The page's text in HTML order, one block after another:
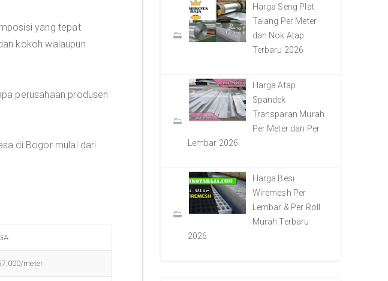
yang tepat
kokoh walaupun
perusahaan produsen
di Bogor mulai dari
meter
Harga Seng Plat
Talang Per Meter
dan Nok Atap
Terbaru 2026
Harga Atap
Spandek
Transparan Murah
Per Meter dan Per
Lembar 2026
Harga Besi
Wiremesh Per
Lembar & Per Roll
Murah Terbaru
2026